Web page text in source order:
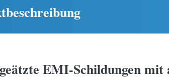
EMI-Schildungen